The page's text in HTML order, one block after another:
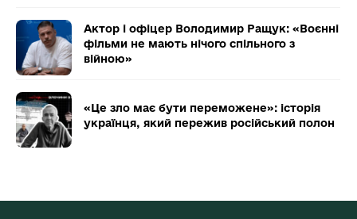
Актор і офіцер Володимир Ращук: «Воєнні
фільми не мають нічого спільного з
війною»
«Це зло має бути переможене»: історія
українця, який пережив російський полон